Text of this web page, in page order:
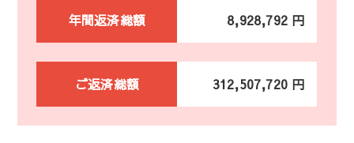
年間返済総額 8,928,792 円
ご返済総額 312,507,720 円